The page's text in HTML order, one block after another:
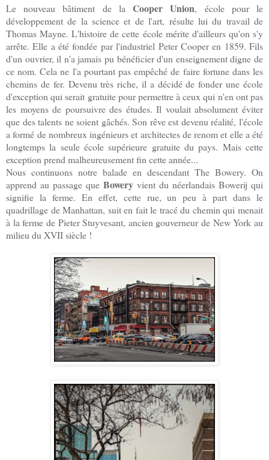
Le nouveau bâtiment de laCooper Union, école pour le
développement de la science et de l'art, résulte lui du travail de
Thomas Mayne. L'histoire de cette école mérite d'ailleurs qu'on s'y
arrête. Elle a été fondée par l'industriel Peter Cooper en 1859. Fils
d'un ouvrier, il n'a jamais pu bénéficier d'un enseignement digne de
ce nom. Cela ne l'a pourtant pas empêché de faire fortune dans les
chemins de fer. Devenu très riche, il a décidé de fonder une école
d'exception qui serait gratuite pour permettre à ceux qui n'en ont pas
les moyens de poursuivre des études. Il voulait absolument éviter
que des talents ne soient gâchés. Son rêve est devenu réalité, l'école
a formé de nombreux ingénieurs et architectes de renom et elle a été
longtemps la seule école supérieure gratuite du pays. Mais cette
exception prend malheureusement fin cette année...
Nous continuons notre balade en descendant The Bowery. On
apprend au passage que Bowery vient du néerlandais Bowerij qui
signifie la ferme. En effet, cette rue, un peu à part dans le
quadrillage de Manhattan, suit en fait le tracé du chemin qui menait
à la ferme de Pieter Stuyvesant, ancien gouverneur de New York au
milieu du XVII siècle !